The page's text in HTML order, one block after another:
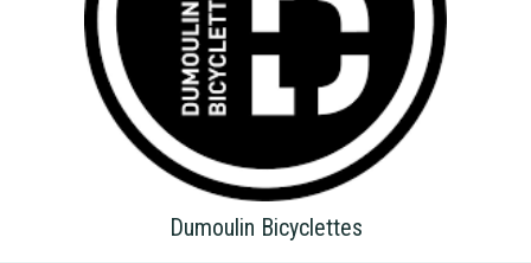
Dumoulin Bicyclettes